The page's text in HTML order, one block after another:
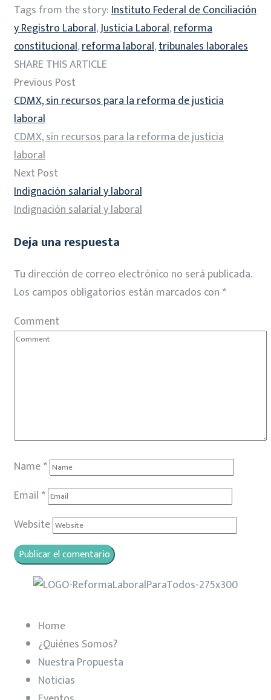
Tags from the story:Instituto Federal de Conciliación
y Registro Laboral,Justicia Laboral,reforma
constitucional,reforma laboral,tribunales laborales
SHARE THIS ARTICLE
Previous Post
CDMX, sin recursos para la reforma de justicia
laboral
CDMX, sin recursos para la reforma de justicia
laboral
Next Post
Indignación salarial y laboral
Indignación salarial y laboral
Deja una respuesta
Tu dirección de correo electrónico no será publicada.
Los campos obligatorios están marcados con *
Comment
Name*
Email *
Website
Home
¿Quiénes Somos?
Nuestra Propuesta
Noticias